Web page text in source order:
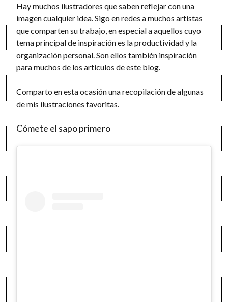
Hay muchos ilustradores que saben reflejar con una
imagen cualquier idea. Sigo en redes a muchos artistas
que comparten su trabajo, en especial a aquellos cuyo
tema principal de inspiración es la productividad y la
organización personal. Son ellos también inspiración
para muchos de los artículos de este blog.
Comparto en esta ocasión una recopilación de algunas
de mis ilustraciones favoritas.
Cómete el sapo primero